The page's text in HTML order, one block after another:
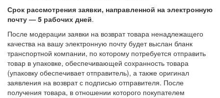
Срок рассмотрения заявки, направленной на электронную
почту — 5 рабочих дней.
После модерации заявки на возврат товара ненадлежащего
качества на вашу электронную почту будет выслан бланк
транспортной компании, по которому потребуется отправить
товар в упаковке, обеспечивающей сохранность товара
(упаковку обеспечивает отправитель), а также оригинал
заявления на возврат с подписью отправителя. После
получения товара, в отношении которого покупателем